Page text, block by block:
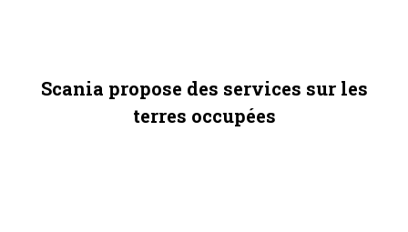
Scania propose des services sur les
terres occupées